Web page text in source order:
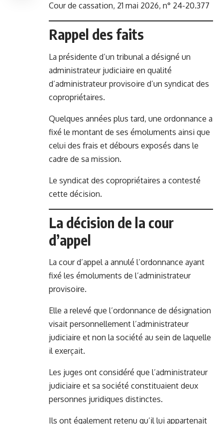
Cour de cassation, 21 mai 2026, n° 24-20.377
Rappel des faits
La présidente d’un tribunal a désigné un
administrateur judiciaire en qualité
d’administrateur provisoire d’un syndicat des
copropriétaires.
Quelques années plus tard, une ordonnance a
fixé le montant de ses émoluments ainsi que
celui des frais et débours exposés dans le
cadre de sa mission.
Le syndicat des copropriétaires a contesté
cette décision.
La décision de la cour
d’appel
La cour d’appel a annulé l’ordonnance ayant
fixé les émoluments de l’administrateur
provisoire.
Elle a relevé que l’ordonnance de désignation
visait personnellement l’administrateur
judiciaire et non la société au sein de laquelle
il exerçait.
Les juges ont considéré que l’administrateur
judiciaire et sa société constituaient deux
personnes juridiques distinctes.
Ils ont également retenu qu’il lui appartenait